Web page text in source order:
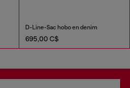
D-Line-Sac hobo en denim
695,00 C$